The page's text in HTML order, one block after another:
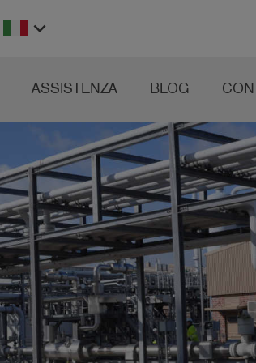
keyboard_arrow_down
ASSISTENZA BLOG